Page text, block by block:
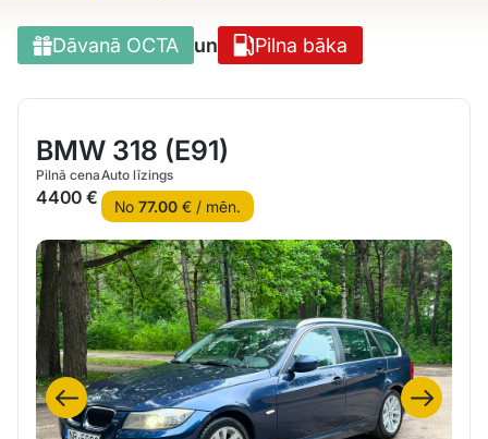
Dāvanā OCTA un Pilna bāka
BMW 318 (E91)
Pilnā cena
4400 €
Auto līzings
No 77.00€ / mēn.